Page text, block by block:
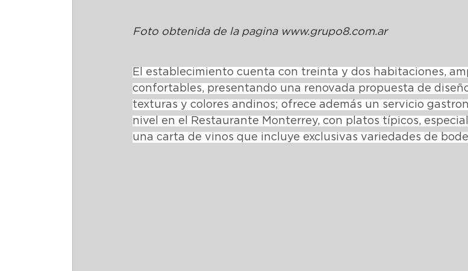
Foto obtenida de la pagina www.grupo8.com.ar
El establecimiento cuenta con treinta y dos habitaciones,
confortables, presentando una renovada propuesta de
texturas y colores andinos; ofrece además un servicio
nivel en el Restaurante Monterrey, con platos típicos,
una carta de vinos que incluye exclusivas variedades de